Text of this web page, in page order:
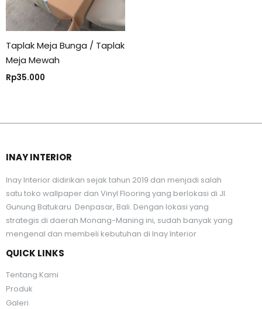
Taplak Meja Bunga / Taplak
Meja Mewah
Rp35.000
INAY INTERIOR
Inay Interior didirikan sejak tahun 2019 dan menjadi salah
satu toko wallpaper dan Vinyl Flooring yang berlokasi di Jl.
Gunung Batukaru Denpasar, Bali. Dengan lokasi yang
strategis di daerah Monang-Maning ini, sudah banyak yang
mengenal dan membeli kebutuhan di Inay Interior
QUICK LINKS
Tentang Kami
Produk
Galeri